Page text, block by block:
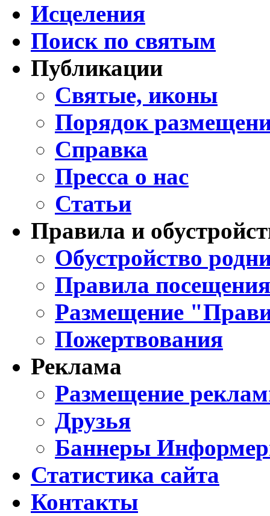
Исцеления
Поиск по святым
Публикации
Святые, иконы
Порядок
Справка
Пресса о нас
Статьи
Правила и
Обустройство
Правила
Размещение
Пожертвования
Реклама
Размещение
Друзья
Баннеры
Статистика сайта
Контакты